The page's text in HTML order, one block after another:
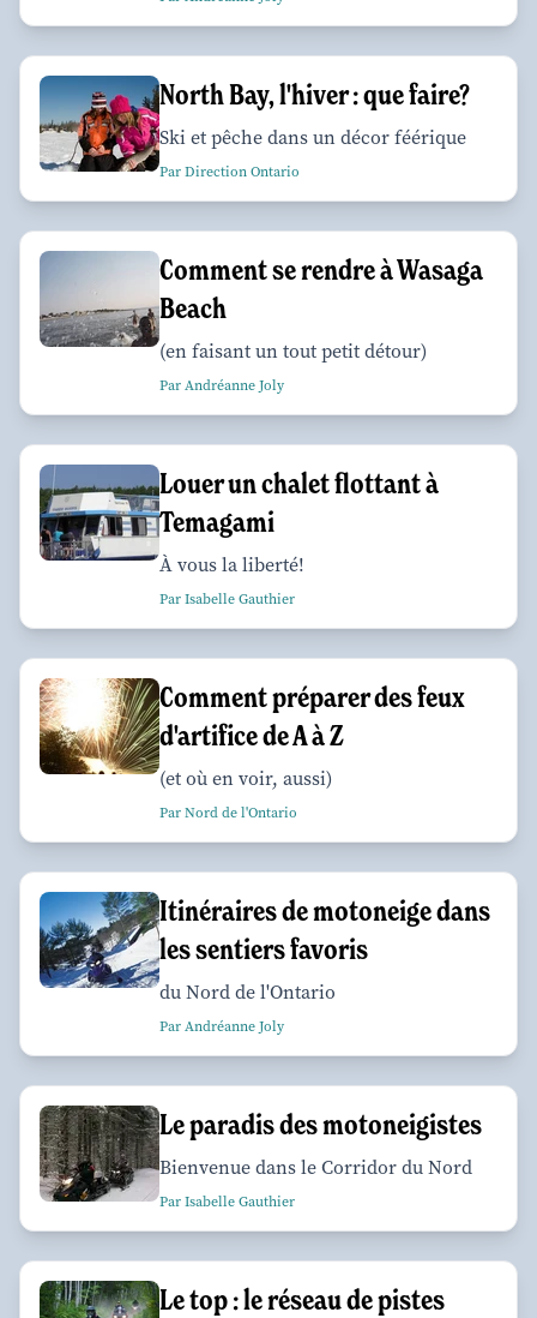
North Bay, l'hiver : que faire?
Ski et pêche dans un décor féérique
Par Direction Ontario
Comment se rendre à Wasaga
Beach
(en faisant un tout petit détour)
Par Andréanne Joly
Louer un chalet flottant à
Temagami
À vous la liberté!
Par Isabelle Gauthier
Comment préparer des feux
d'artifice de A à Z
(et où en voir, aussi)
Par Nord de l'Ontario
Itinéraires de motoneige dans
les sentiers favoris
du Nord de l'Ontario
Par Andréanne Joly
Le paradis des motoneigistes
Bienvenue dans le Corridor du Nord
Par Isabelle Gauthier
Le top : le réseau de pistes